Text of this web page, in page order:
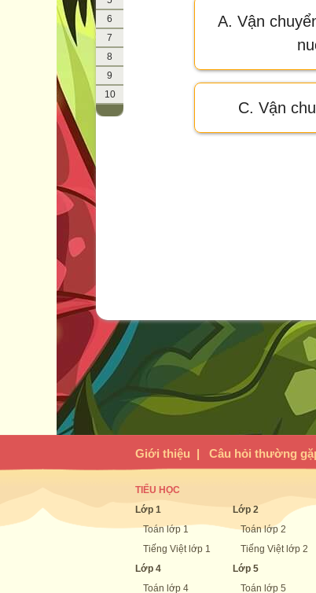
6
7
8
9
10
A. Vận
C. Vận
Giới thiệu | Câu hỏi thường
TIỂU HỌC
Lớp 1
Toán lớp 1
Tiếng Việt lớp 1
Lớp 4
Toán lớp 4
Lớp 2
Toán lớp 2
Tiếng Việt lớp 2
Lớp 5
Toán lớp 5